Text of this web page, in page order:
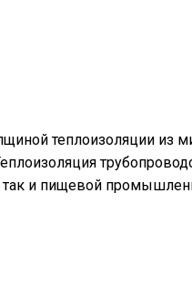
теплоизоляции
и пищевой